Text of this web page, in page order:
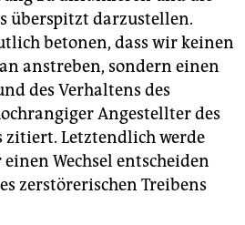
überspitzt darzustellen.
betonen, dass wir keinen
anstreben, sondern einen
des Verhaltens des
Angestellter des
Letztendlich werde
einen Wechsel entscheiden
zerstörerischen Treibens